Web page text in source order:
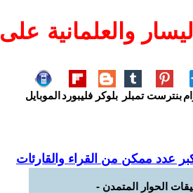
والعلمانية على
بنترست تمبلر بلوكر فليبورد الموبايل
عدد ممكن من القراء والقارئات
الحوار المتمدن -